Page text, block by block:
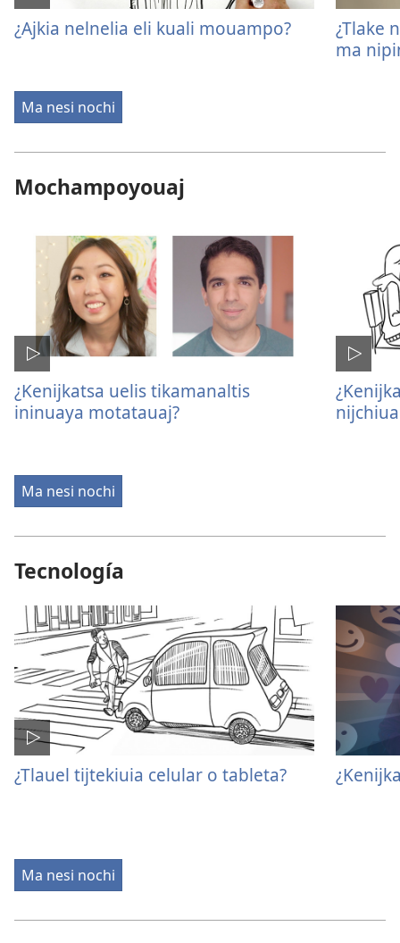
¿Ajkia nelnelia eli kuali mouampo?
¿Tlake
ma
Ma nesi nochi
Mochampoyouaj
¿Kenijkatsa uelis tikamanaltis
ininuaya motatauaj?
Ma nesi nochi
Tecnología
¿Tlauel tijtekiuia celular o tableta?
Ma nesi nochi